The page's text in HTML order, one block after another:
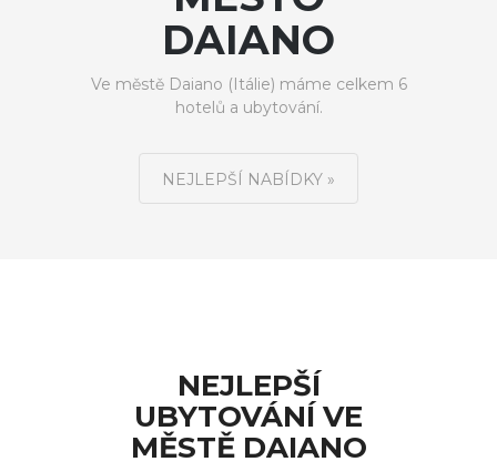
DAIANO
Ve městě Daiano (Itálie) máme celkem 6
hotelů a ubytování.
NEJLEPŠÍ NABÍDKY »
NEJLEPŠÍ
UBYTOVÁNÍ VE
MĚSTĚ DAIANO